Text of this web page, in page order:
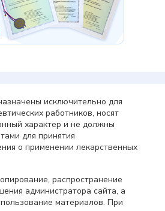
исключительно для
работников, носят
характер и не должны
для принятия
о применении лекарственных
распространение
администратора сайта, а
материалов. При